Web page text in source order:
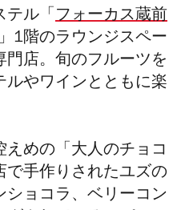
テル 「 フォーカス蔵前
」1階のラウンジスペー
門店。旬のフルーツを
ルやワイン とともに楽
めの「大人のチョコ
で手作りされたユズの
ショコラ、ベリーコン